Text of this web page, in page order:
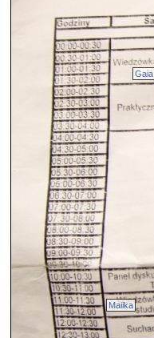
Gaia
Maiika